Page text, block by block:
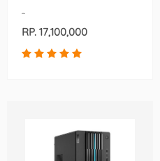
-
RP. 17,100,000